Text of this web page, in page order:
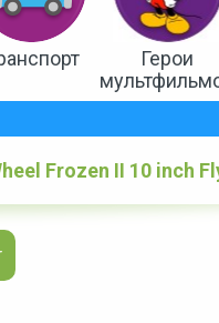
Герои
Frozen II 10 inch